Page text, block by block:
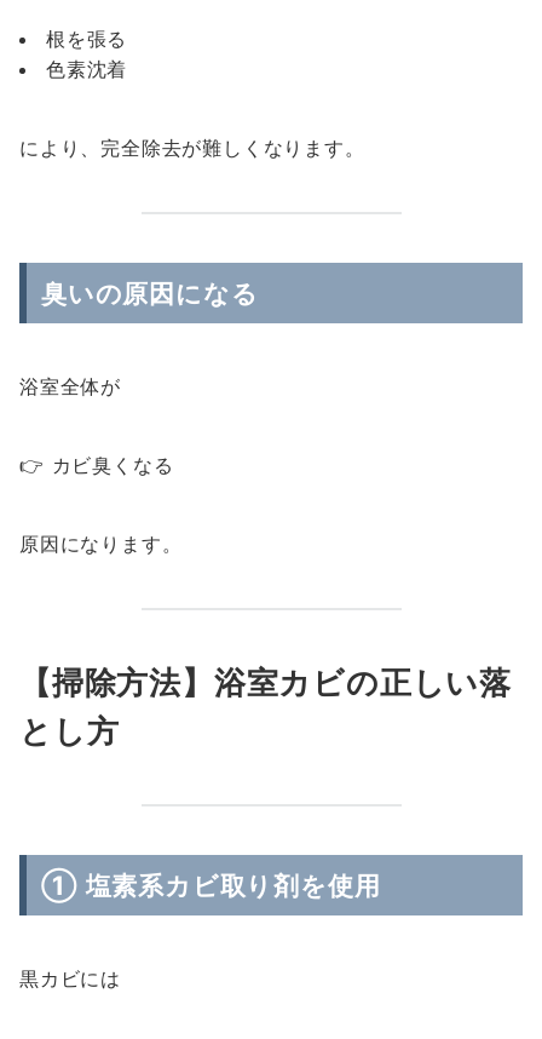
根を張る
色素沈着
により、完全除去が難しくなります。
臭いの原因になる
浴室全体が
👉 カビ臭くなる
原因になります。
【掃除方法】浴室カビの正しい落
とし方
① 塩素系カビ取り剤を使用
黒カビには